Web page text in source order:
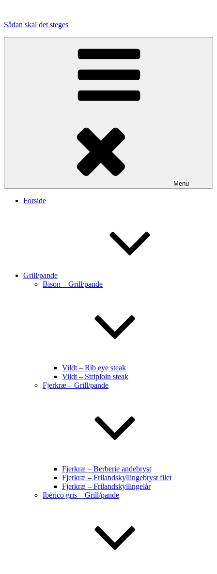
indhold
Sådan skal det steges
Menu
Forside
Grill/pande
Bison – Grill/pande
Vildt – Rib eye steak
Vildt – Striploin steak
Fjerkræ – Grill/pande
Fjerkræ – Berberie andebryst
Fjerkræ – Frilandskyllingebryst filet
Fjerkræ – Frilandskyllingelår
Ibérico gris – Grill/pande